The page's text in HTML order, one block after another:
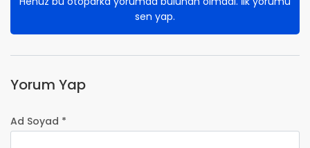
sen yap.
Yorum Yap
Ad Soyad *